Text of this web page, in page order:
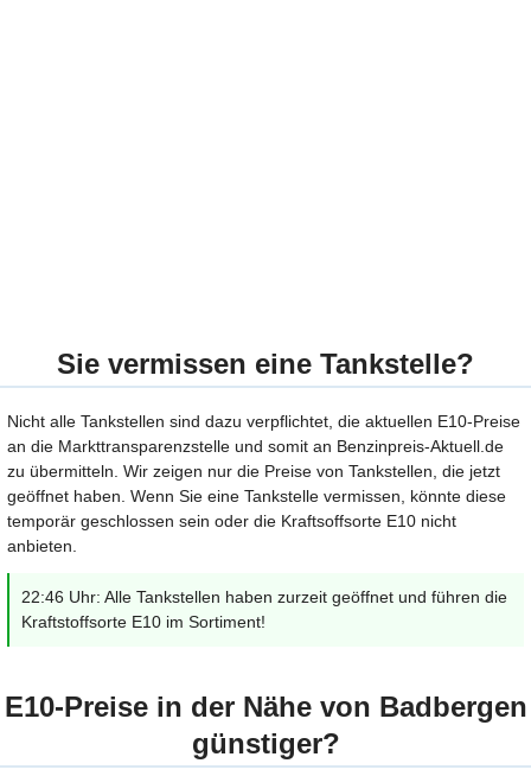
Sie vermissen eine Tankstelle?
Nicht alle Tankstellen sind dazu verpflichtet, die aktuellen E10-Preise
an die Markttransparenzstelle und somit an Benzinpreis-Aktuell.de
zu übermitteln. Wir zeigen nur die Preise von Tankstellen, die jetzt
geöffnet haben. Wenn Sie eine Tankstelle vermissen, könnte diese
temporär geschlossen sein oder die Kraftsoffsorte E10 nicht
anbieten.
22:46 Uhr: Alle Tankstellen haben zurzeit geöffnet und führen die
Kraftstoffsorte E10 im Sortiment!
E10-Preise in der Nähe von Badbergen
günstiger?